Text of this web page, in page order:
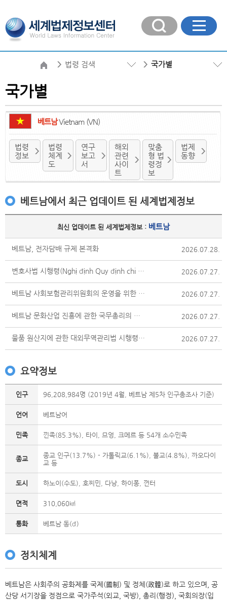
법령 검색 국가별
국가별
베트남Vietnam (VN)
법령
정보
법령
체계
도
연구
보고
서
해외
관련
사이
트
맞춤
형 법
령정
보
법제
동향
베트남에서 최근 업데이트 된 세계법제정보
최신 업데이트 된 세계법제정보 : 베트남
베트남, 전자담배 규제 본격화 2026.07.28.
변호사법 시행령(Nghị định Quy định chi tiết một số điều và biện pháp thi hành Luật Luật sư) 2026.07.27.
베트남 사회보험관리위원회의 운영을 위한 경비 지출에 관한 규정(Nghị định về nội dung chi hoạt động của Hội đồng quản lý Bảo hiểm xã hội Việt Nam) 2026.07.27.
베트남 문화산업 진흥에 관한 국무총리의 지시(Chỉ thị của Thủ tướng Chính phủ về phát triển các ngành công nghiệp văn hóa Việt Nam) 2026.07.27.
물품 원산지에 관한 대외무역관리법 시행령(Nghị định Quy định chi tiết Luật Quản lý ngoại thương về xuất xứ hàng hóa) 2026.07.27.
요약정보
인구 96,208,984명 (2019년 4월, 베트남 제5차 인구총조사 기준)
언어 베트남어
민족 낀족(85.3%), 타이, 므엉, 크메르 등 54개 소수민족
종교
종교 인구(13.7%) - 가톨릭교(6.1%), 불교(4.8%), 까오다이
교 등
도시 하노이(수도), 호찌민, 다낭, 하이퐁, 껀터
면적 310,060㎢
통화 베트남 동(đ)
정치체계
베트남은 사회주의 공화제를 국제(國制) 및 정체(政體)로 하고 있으며, 공
산당 서기장을 정점으로 국가주석(외교, 국방), 총리(행정), 국회의장(입